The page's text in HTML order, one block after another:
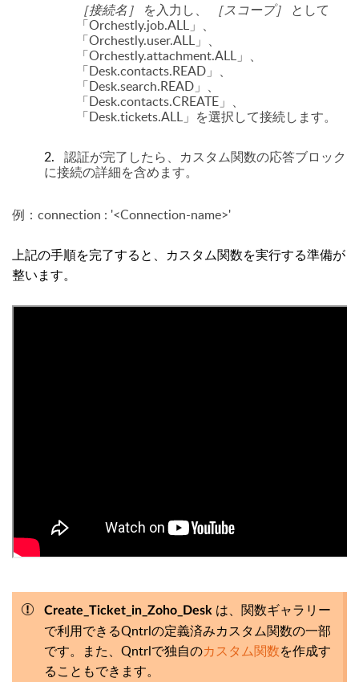
［接続名］ を入力し、 ［スコープ］
として
「Orchestly.job.ALL」、
「Orchestly.user.ALL」、
「Orchestly.attachment.ALL」、
「Desk.contacts.READ」、
「Desk.search.READ」、
「Desk.contacts.CREATE」、
「Desk.tickets.ALL」を選択して接続します。
2. 認証が完了したら、カスタム関数の応答ブロック
に接続の詳細を含めます。
例：connection : '<Connection-name>'
上記の手順を完了すると、カスタム関数を実行する準備が
整います。
Create_Ticket_in_Zoho_Desk は、関数ギャラリー
で利用できるQntrlの定義済みカスタム関数の一部
です。また、Qntrlで独自のカスタム関数を作成す
ることもできます。